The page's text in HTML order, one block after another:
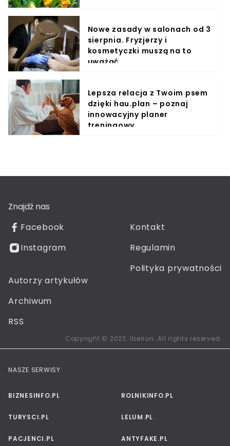
Nowe zasady w salonach od 3
sierpnia. Fryzjerzy i
kosmetyczki muszą na to
uważać
Lepsza relacja z Twoim psem
dzięki hau.plan – poznaj
innowacyjny planer
treningowy
Znajdź nas
Facebook
Instagram
Kontakt
Regulamin
Polityka prywatności
Autorzy artykułów
Archiwum
RSS
Copyright © 2023. Iberion. All rights reserved.
NASZE SERWISY:
BIZNESINFO.PL ROLNIKINFO.PL
TURYSCI.PL LELUM.PL
PACJENCI.PL ANTYFAKE.PL